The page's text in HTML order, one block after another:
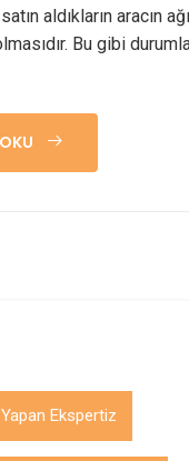
aldıkların aracın
Bu gibi
Ekspertiz